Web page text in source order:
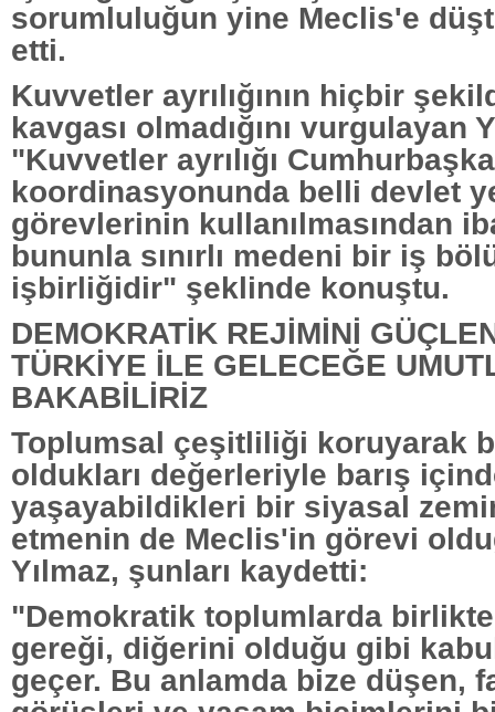
sorumluluğun yine Meclis'e
etti.
Kuvvetler ayrılığının hiçbir
kavgası olmadığını vurgulayan
"Kuvvetler ayrılığı
koordinasyonunda belli devlet
görevlerinin kullanılmasından
bununla sınırlı medeni bir iş
işbirliğidir" şeklinde konuştu.
DEMOKRATİK REJİMİNİ
TÜRKİYE İLE GELECEĞE
BAKABİLİRİZ
Toplumsal çeşitliliği koruyarak
oldukları değerleriyle barış
yaşayabildikleri bir siyasal
etmenin de Meclis'in görevi
Yılmaz, şunları kaydetti:
"Demokratik toplumlarda birlikte
gereği, diğerini olduğu gibi
geçer. Bu anlamda bize düşen,